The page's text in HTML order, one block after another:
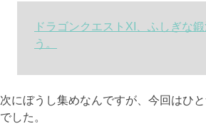
ドラゴンクエストXI、ふしぎな
う。
次にぼうし集めなんですが、今回はひ
でした。